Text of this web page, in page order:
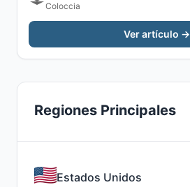
Coloccia
Ver artículo →
Regiones Principales
Estados Unidos